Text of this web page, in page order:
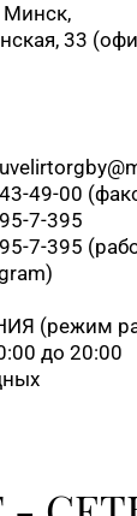
Минск,
33
49-00
7-395
7-395
(режим
до 20:00